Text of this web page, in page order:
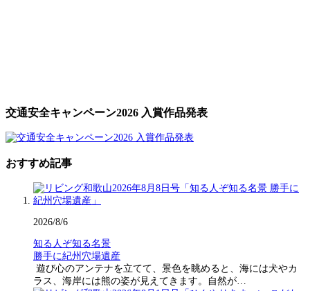
交通安全キャンペーン2026 入賞作品発表
おすすめ記事
2026/8/6
知る人ぞ知る名景
勝手に紀州穴場遺産
遊び心のアンテナを立てて、景色を眺めると、海には犬やカ
ラス、海岸には熊の姿が見えてきます。自然が…